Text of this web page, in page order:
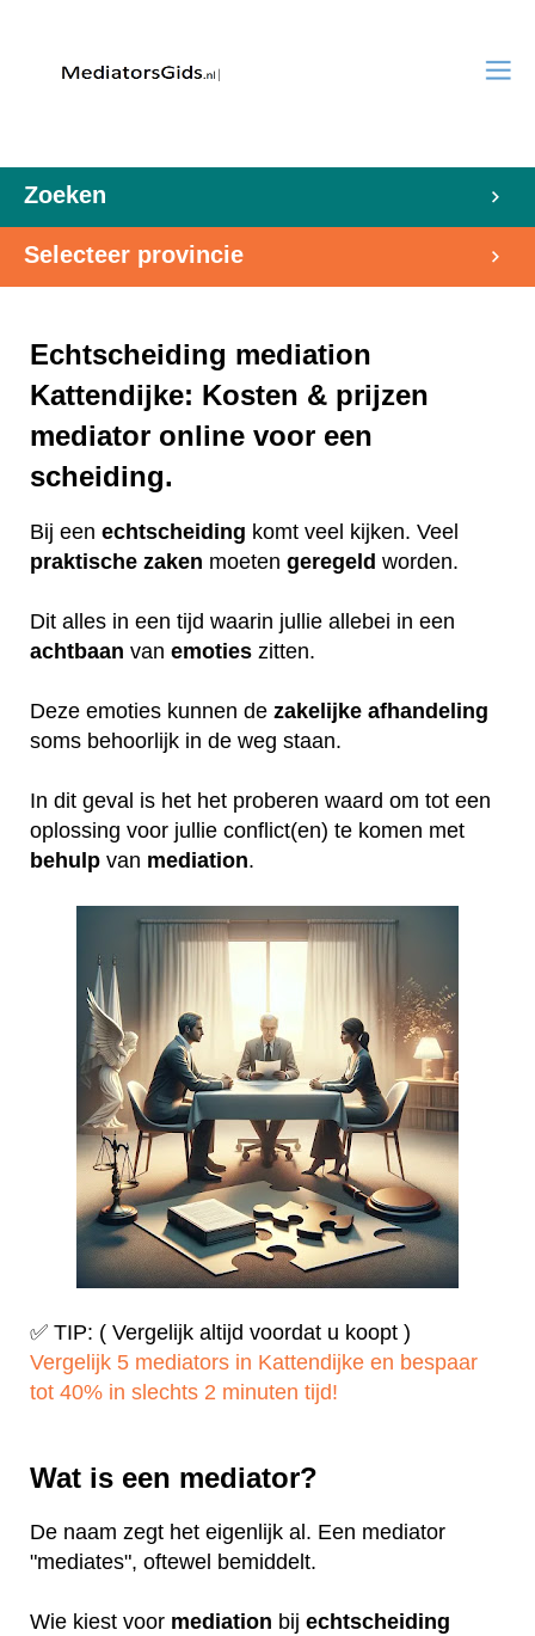
Zoeken
Selecteer provincie
Echtscheiding mediation
Kattendijke: Kosten & prijzen
mediator online voor een
scheiding.
Bij een echtscheiding komt veel kijken. Veel
praktische zaken moeten geregeld worden.
Dit alles in een tijd waarin jullie allebei in een
achtbaan van emoties zitten.
Deze emoties kunnen de zakelijke afhandeling
soms behoorlijk in de weg staan.
In dit geval is het het proberen waard om tot een
oplossing voor jullie conflict(en) te komen met
behulp van mediation.
✅ TIP: ( Vergelijk altijd voordat u koopt )
Vergelijk 5 mediators in Kattendijke en bespaar
tot 40% in slechts 2 minuten tijd!
Wat is een mediator?
De naam zegt het eigenlijk al. Een mediator
"mediates", oftewel bemiddelt.
Wie kiest voor mediation bij echtscheiding